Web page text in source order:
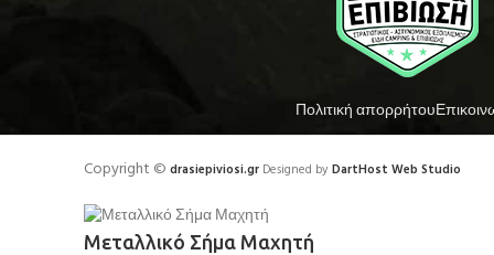
Πολιτική απορρήτου
Copyright © drasiepiviosi.gr Designed by DartHost Web Studio
Μεταλλικό Σήμα Μαχητή